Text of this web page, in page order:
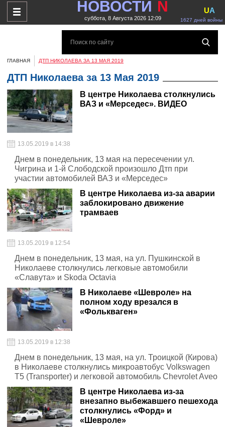
НОВОСТИ N
суббота, 8 Августа 2026 12:09 1627 дней войны
UA
ГЛАВНАЯ ДТП НИКОЛАЕВА ЗА 13 МАЯ 2019
ДТП Николаева за 13 Мая 2019
В центре Николаева столкнулись
ВАЗ и «Мерседес». ВИДЕО
13.05.2019 в 14:38
Днем в понедельник, 13 мая на пересечении ул.
Чигрина и 1-й Слободской произошло Дтп при
участии автомобилей ВАЗ и «Мерседес»
В центре Николаева из-за аварии
заблокировано движение
трамваев
13.05.2019 в 12:54
Днем в понедельник, 13 мая, на ул. Пушкинской в
Николаеве столкнулись легковые автомобили
«Славута» и Skoda Octavia
В Николаеве «Шевроле» на
полном ходу врезался в
«Фолькваген»
13.05.2019 в 12:38
Днем в понедельник, 13 мая, на ул. Троицкой (Кирова)
в Николаеве столкнулись микроавтобус Volkswagen
T5 (Transporter) и легковой автомобиль Chevrolet Aveo
В центре Николаева из-за
внезапно выбежавшего пешехода
столкнулись «Форд» и
«Шевроле»